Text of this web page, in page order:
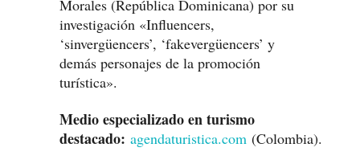
Morales (República Dominicana) por su
investigación «Influencers,
‘sinvergüencers’, ‘fakevergüencers’ y
demás personajes de la promoción
turística».
Medio especializado en turismo
destacado: agendaturistica.com (Colombia).